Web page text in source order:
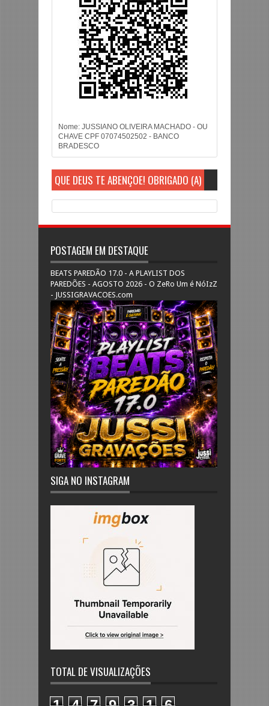
Nome: JUSSIANO OLIVEIRA MACHADO - OU
CHAVE CPF 07074502502 - BANCO
BRADESCO
QUE DEUS TE ABENÇOE! OBRIGADO (A)
POSTAGEM EM DESTAQUE
BEATS PAREDÃO 17.0 - A PLAYLIST DOS
PAREDÕES - AGOSTO 2026 - O ZeRo Um é NóIzZ
- JUSSIGRAVACOES.com
SIGA NO INSTAGRAM
TOTAL DE VISUALIZAÇÕES